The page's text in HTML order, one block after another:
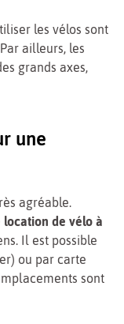
les vélos sont
ailleurs, les
grands axes,
une
agréable.
de vélo à
Il est possible
ou par carte
sont